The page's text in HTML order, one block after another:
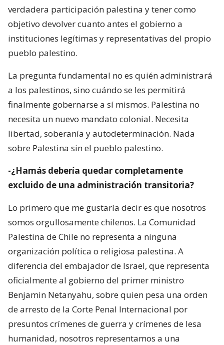
verdadera participación palestina y tener como
objetivo devolver cuanto antes el gobierno a
instituciones legítimas y representativas del propio
pueblo palestino.
La pregunta fundamental no es quién administrará
a los palestinos, sino cuándo se les permitirá
finalmente gobernarse a sí mismos. Palestina no
necesita un nuevo mandato colonial. Necesita
libertad, soberanía y autodeterminación. Nada
sobre Palestina sin el pueblo palestino.
-¿Hamás debería quedar completamente
excluido de una administración transitoria?
Lo primero que me gustaría decir es que nosotros
somos orgullosamente chilenos. La Comunidad
Palestina de Chile no representa a ninguna
organización política o religiosa palestina. A
diferencia del embajador de Israel, que representa
oficialmente al gobierno del primer ministro
Benjamin Netanyahu, sobre quien pesa una orden
de arresto de la Corte Penal Internacional por
presuntos crímenes de guerra y crímenes de lesa
humanidad, nosotros representamos a una